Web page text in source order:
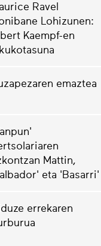
Ravel
Lohizunen:
Kaempf-en
emaztea
Mattin,
eta 'Basarri'
errekaren